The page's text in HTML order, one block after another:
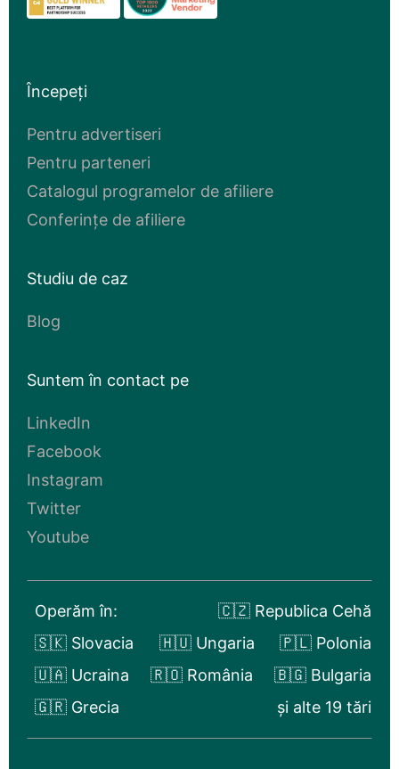
Începeți
Pentru advertiseri
Pentru parteneri
Catalogul programelor de afiliere
Conferințe de afiliere
Studiu de caz
Blog
Suntem în contact pe
LinkedIn
Facebook
Instagram
Twitter
Youtube
Operăm în:
🇨🇿 Republica Cehă
🇸🇰 Slovacia
🇭🇺 Ungaria
🇵🇱 Polonia
🇺🇦 Ucraina
🇷🇴 România
🇧🇬 Bulgaria
🇬🇷 Grecia
și alte 19 tări